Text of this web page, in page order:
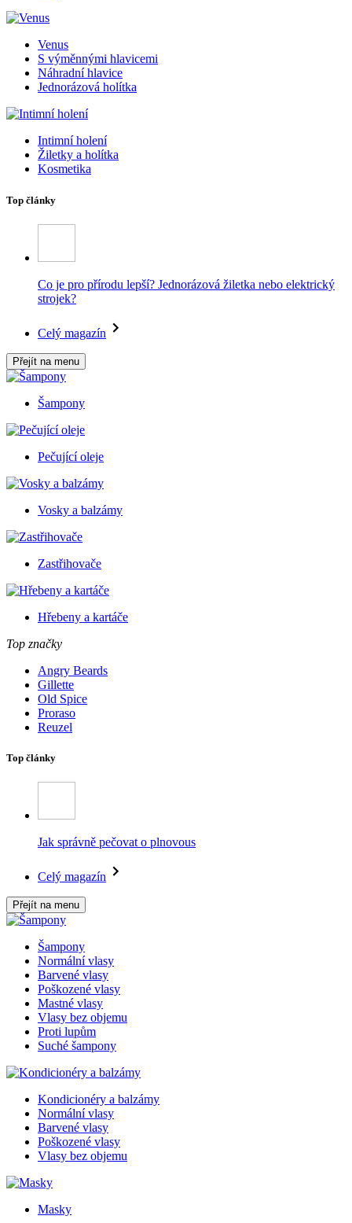
Venus
S výměnnými hlavicemi
Náhradní hlavice
Jednorázová holítka
Intimní holení
Žiletky a holítka
Kosmetika
Top články
Co je pro přírodu lepší? Jednorázová žiletka nebo elektrický
strojek?
Celý magazín
Přejít na menu
Šampony
Pečující oleje
Vosky a balzámy
Zastřihovače
Hřebeny a kartáče
Top značky
Angry Beards
Gillette
Old Spice
Proraso
Reuzel
Top články
Jak správně pečovat o plnovous
Celý magazín
Přejít na menu
Šampony
Normální vlasy
Barvené vlasy
Poškozené vlasy
Mastné vlasy
Vlasy bez objemu
Proti lupům
Suché šampony
Kondicionéry a balzámy
Normální vlasy
Barvené vlasy
Poškozené vlasy
Vlasy bez objemu
Masky